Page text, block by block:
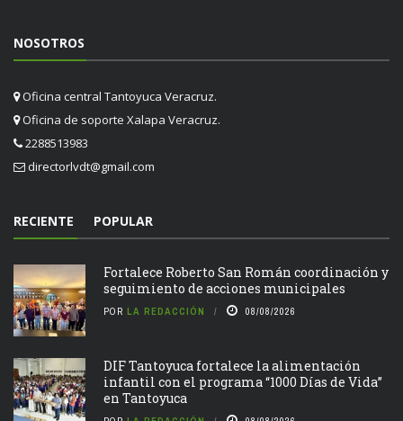
NOSOTROS
Oficina central Tantoyuca Veracruz.
Oficina de soporte Xalapa Veracruz.
2288513983
directorlvdt@gmail.com
RECIENTE POPULAR
Fortalece Roberto San Román coordinación y
seguimiento de acciones municipales
POR LA REDACCIÓN 08/08/2026
DIF Tantoyuca fortalece la alimentación
infantil con el programa “1000 Días de Vida”
en Tantoyuca